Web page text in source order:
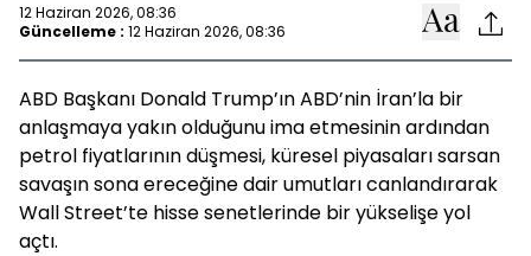
12 Haziran 2026, 08:36
Güncelleme : 12 Haziran 2026, 08:36
ABD Başkanı Donald Trump’ın ABD’nin İran’la bir
anlaşmaya yakın olduğunu ima etmesinin ardından
petrol fiyatlarının düşmesi, küresel piyasaları sarsan
savaşın sona ereceğine dair umutları canlandırarak
Wall Street’te hisse senetlerinde bir yükselişe yol
açtı.